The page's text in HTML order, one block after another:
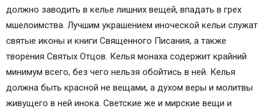
должно заводить в келье лишних вещей, впадать в грех
мшелоимства. Лучшим украшением иноческой кельи служат
святые иконы и книги Священного Писания, а также
творения Святых Отцов. Келья монаха содержит крайний
минимум всего, без чего нельзя обойтись в ней. Келья
должна быть красной не вещами, а духом веры и молитвы
живущего в ней инока. Светские же и мирские вещи и